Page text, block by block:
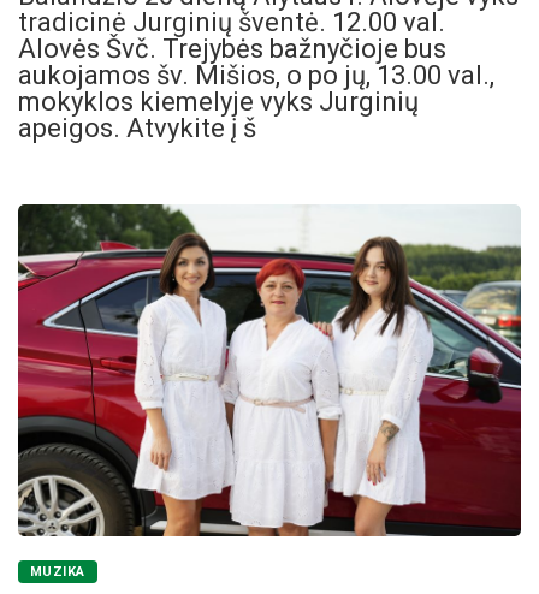
tradicinė Jurginių šventė. 12.00 val.
Alovės Švč. Trejybės bažnyčioje bus
aukojamos šv. Mišios, o po jų, 13.00 val.,
mokyklos kiemelyje vyks Jurginių
apeigos. Atvykite į š
MUZIKA